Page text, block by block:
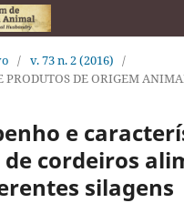
/ v. 73 n. 2 (2016) /
PRODUTOS DE ORIGEM
e
de cordeiros
silagens